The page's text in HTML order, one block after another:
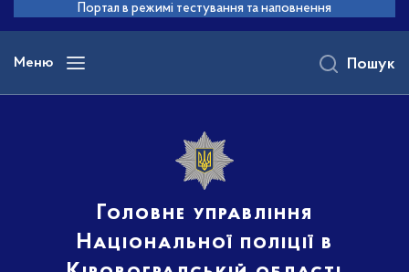
основного
вмісту
Портал в режимі тестування та наповнення
Меню
Головне управління
Національної поліції в
Пошук